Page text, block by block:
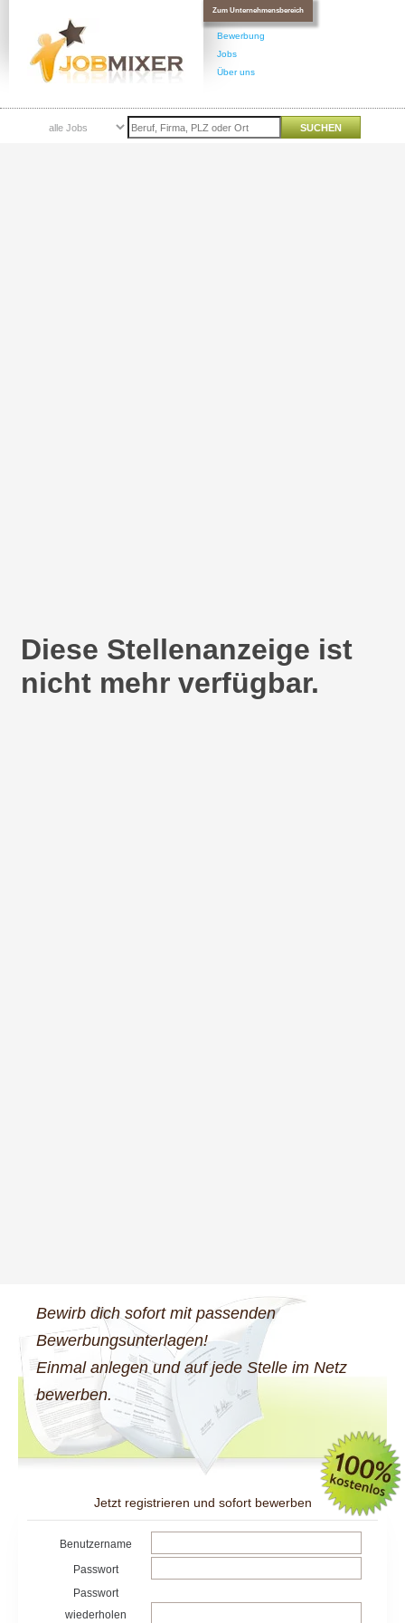
Zum Unternehmensbereich
Bewirb dich sofort mit passenden
Bewerbungsunterlagen!
Einmal anlegen und auf jede Stelle im Netz
bewerben.
Jetzt registrieren und sofort bewerben
Benutzername
Passwort
Passwort
wiederholen
Bewerbung
Jobs
Über uns